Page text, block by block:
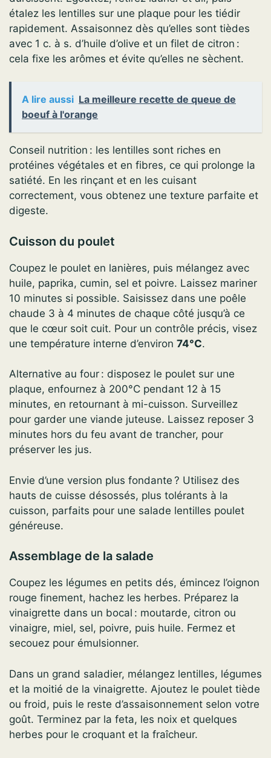
étalez les lentilles sur une plaque pour les tiédir
rapidement. Assaisonnez dès qu’elles sont tièdes
avec 1 c. à s. d’huile d’olive et un filet de citron :
cela fixe les arômes et évite qu’elles ne sèchent.
A lire aussi La meilleure recette de queue de
boeuf à l'orange
Conseil nutrition : les lentilles sont riches en
protéines végétales et en fibres, ce qui prolonge la
satiété. En les rinçant et en les cuisant
correctement, vous obtenez une texture parfaite et
digeste.
Cuisson du poulet
Coupez le poulet en lanières, puis mélangez avec
huile, paprika, cumin, sel et poivre. Laissez mariner
10 minutes si possible. Saisissez dans une poêle
chaude 3 à 4 minutes de chaque côté jusqu’à ce
que le cœur soit cuit. Pour un contrôle précis, visez
une température interne d’environ 74°C.
Alternative au four : disposez le poulet sur une
plaque, enfournez à 200°C pendant 12 à 15
minutes, en retournant à mi-cuisson. Surveillez
pour garder une viande juteuse. Laissez reposer 3
minutes hors du feu avant de trancher, pour
préserver les jus.
Envie d’une version plus fondante ? Utilisez des
hauts de cuisse désossés, plus tolérants à la
cuisson, parfaits pour une salade lentilles poulet
généreuse.
Assemblage de la salade
Coupez les légumes en petits dés, émincez l’oignon
rouge finement, hachez les herbes. Préparez la
vinaigrette dans un bocal : moutarde, citron ou
vinaigre, miel, sel, poivre, puis huile. Fermez et
secouez pour émulsionner.
Dans un grand saladier, mélangez lentilles, légumes
et la moitié de la vinaigrette. Ajoutez le poulet tiède
ou froid, puis le reste d’assaisonnement selon votre
goût. Terminez par la feta, les noix et quelques
herbes pour le croquant et la fraîcheur.